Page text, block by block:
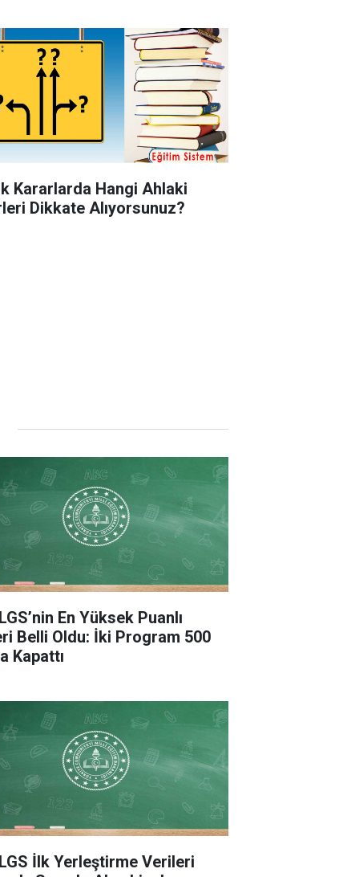
Kararlarda Hangi Ahlaki
Dikkate Alıyorsunuz?
En Yüksek Puanlı
Belli Oldu: İki Program 500
Kapattı
İlk Yerleştirme Verileri